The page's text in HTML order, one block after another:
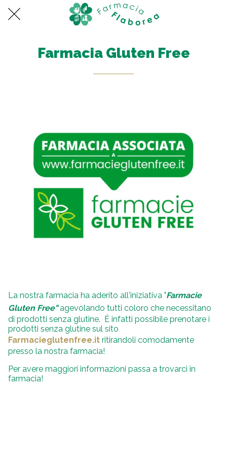
Farmacia Gluten Free
La nostra farmacia ha aderito all'iniziativa "Farmacie
Gluten Free"agevolando tutti coloro che necessitano
di prodotti senza glutine. È infatti possibile prenotare i
prodotti senza glutine sul sito
Farmacieglutenfree.it ritirandoli comodamente
presso la nostra farmacia!
Per avere maggiori informazioni passa a trovarci in
farmacia!